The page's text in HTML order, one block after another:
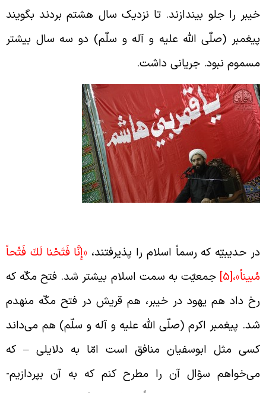
را جلو بیندازند. تا نزدیک سال هشتم بردند بگویند
(صلّی الله علیه و آله و سلّم) دو سه سال بیشتر
نبود. جریانی داشت.
حدیبیّه که رسماً اسلام را پذیرفتند،«إِنَّا فَتَحْنا لَكَ فَتْحاً
[5]
جمعیّت به سمت اسلام بیشتر شد. فتح مکّه که
داد هم یهود در خیبر، هم قریش در فتح مکّه منهدم
پیغمبر اکرم (صلّی الله علیه و آله و سلّم) هم می‌داند
مثل ابوسفیان منافق است امّا به دلایلی – که
سؤال آن را مطرح کنم که به آن بپردازیم-